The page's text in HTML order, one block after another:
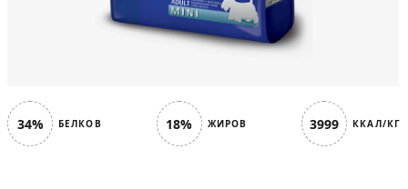
34% БЕЛКОВ 18% ЖИРОВ 3999 ККАЛ/КГ